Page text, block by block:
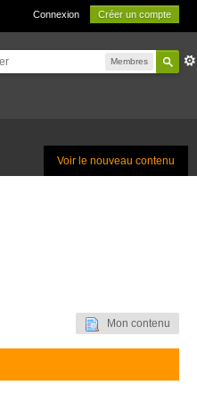
Connexion Créer un compte
Membres
Voir le nouveau contenu
Mon contenu